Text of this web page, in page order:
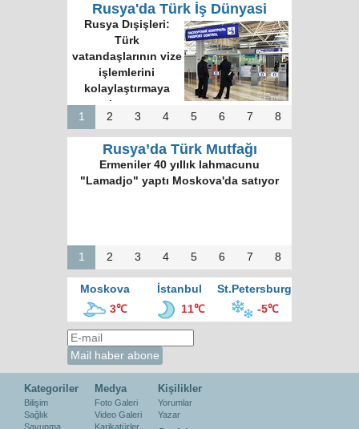
Rusya'da Türk İş Dünyasi
Rusya Dışişleri:
Türk
vatandaşlarının vize
işlemlerini
kolaylaştırmaya
hazırız
1
2 3 4 5 6 7 8
Rusya’da Türk Mutfağı
Ermeniler 40 yıllık lahmacunu
"Lamadjo" yaptı Moskova'da satıyor
1 2 3 4 5 6 7 8
Moskova İstanbul
St.Petersburg
3℃
11℃ -5℃
Kategoriler
Bilişim
Sağlık
Savunma
Medya
Foto Galeri
Video Galeri
Karikatürler
Kişilikler
Yorumlar
Yazar